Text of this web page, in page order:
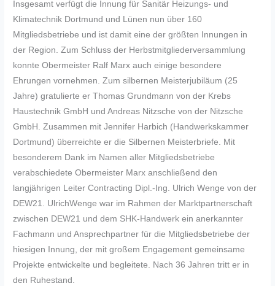
Insgesamt verfügt die Innung für Sanitär Heizungs- und
Klimatechnik Dortmund und Lünen nun über 160
Mitgliedsbetriebe und ist damit eine der größten Innungen in
der Region. Zum Schluss der Herbstmitgliederversammlung
konnte Obermeister Ralf Marx auch einige besondere
Ehrungen vornehmen. Zum silbernen Meisterjubiläum (25
Jahre) gratulierte er Thomas Grundmann von der Krebs
Haustechnik GmbH und Andreas Nitzsche von der Nitzsche
GmbH. Zusammen mit Jennifer Harbich (Handwerkskammer
Dortmund) überreichte er die Silbernen Meisterbriefe. Mit
besonderem Dank im Namen aller Mitgliedsbetriebe
verabschiedete Obermeister Marx anschließend den
langjährigen Leiter Contracting Dipl.-Ing. Ulrich Wenge von der
DEW21. UlrichWenge war im Rahmen der Marktpartnerschaft
zwischen DEW21 und dem SHK-Handwerk ein anerkannter
Fachmann und Ansprechpartner für die Mitgliedsbetriebe der
hiesigen Innung, der mit großem Engagement gemeinsame
Projekte entwickelte und begleitete. Nach 36 Jahren tritt er in
den Ruhestand.